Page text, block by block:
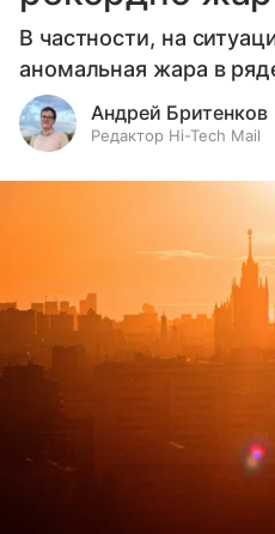
В частности, на
аномальная жара в
Андрей Бритенков
Редактор Hi-Tech Mail